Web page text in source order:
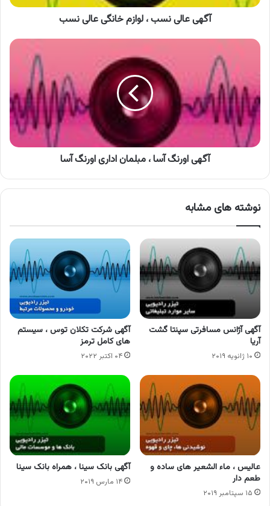
آگهی عالی نسب ، لوازم خانگی عالی نسب
آگهی
مبلمان
اداری
اورنگ
آسا
آگهی اورنگ آسا ، مبلمان اداری اورنگ آسا
نوشته های مشابه
آگهی آژانس مسافرتی سپنتا گشت
آریا
۱۰ ژانویه ۲۰۱۹
آگهی شرکت تکلان توس ، سیستم
های کامل ترمز
۰۴ اکتبر ۲۰۲۲
عالیس ، ماء الشعیر های ساده و
طعم دار
۱۵ سپتامبر ۲۰۱۹
آگهی بانک سینا ، همراه بانک سینا
۱۴ مارس ۲۰۱۹